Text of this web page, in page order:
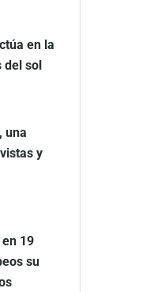
en la
sol
una
y
19
su